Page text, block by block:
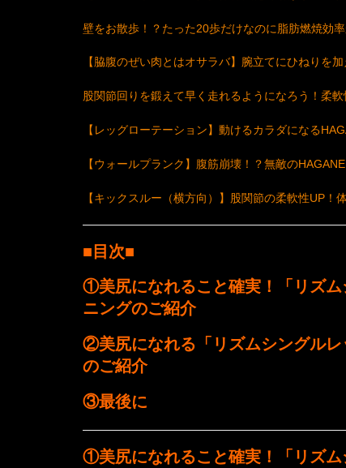
壁をお散歩！？たった20歩だけなのに脂肪燃焼効率
【脇腹のぜい肉とはオサラバ】腕立てにひねりを
股関節回りを鍛えて早く走れるようになろう！柔
【レッグローテーション】動けるカラダになる
【ウォールプランク】腹筋崩壊！？無敵の
【キックスルー（横方向）】股関節の柔軟性UP！
■目次■
①美尻になれること確実！「リズム
ニングのご紹介
②美尻になれる「リズムシングル
のご紹介
③最後に
①美尻になれること確実！「リズ